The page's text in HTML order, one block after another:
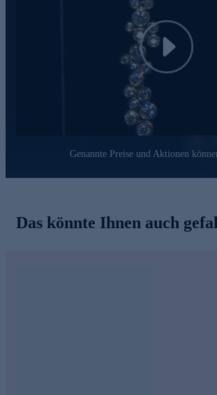
Goldschmiedekunst, das Sie ein Leben
Play
Genannte Preise und Aktionen
Das könnte Ihnen auch